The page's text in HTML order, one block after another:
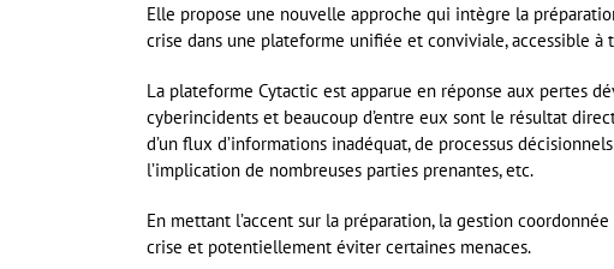
Elle propose une nouvelle approche qui intègre la
crise dans une plateforme unifiée et conviviale, accessible à
La plateforme Cytactic est apparue en réponse aux pertes
cyberincidents et beaucoup d’entre eux sont le résultat
d’un flux d’informations inadéquat, de processus
l’implication de nombreuses parties prenantes, etc.
En mettant l’accent sur la préparation, la gestion
crise et potentiellement éviter certaines menaces.